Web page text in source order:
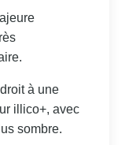
à une
illico+, avec
sombre.